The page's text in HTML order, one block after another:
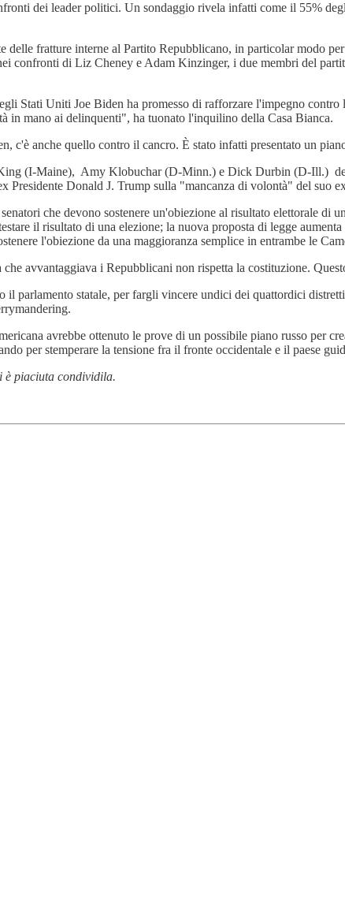
dei leader politici. Un sondaggio rivela infatti come il 55%
delle fratture interne al Partito Repubblicano, in particolar modo
confronti di Liz Cheney e Adam Kinzinger, i due membri del
Stati Uniti Joe Biden ha promesso di rafforzare l'impegno
in mano ai delinquenti", ha tuonato l'inquilino della Casa Bianca.
c'è anche quello contro il cancro. È stato infatti presentato un
(I-Maine), Amy Klobuchar (D-Minn.) e Dick Durbin (D-Ill.)
Presidente Donald J. Trump sulla "mancanza di volontà" del suo
che devono sostenere un'obiezione al risultato elettorale di
il risultato di una elezione; la nuova proposta di legge
l'obiezione da una maggioranza semplice in entrambe le
avvantaggiava i Repubblicani non rispetta la costituzione.
parlamento statale, per fargli vincere undici dei quattordici
avrebbe ottenuto le prove di un possibile piano russo per
per stemperare la tensione fra il fronte occidentale e il paese
è piaciuta condividila.